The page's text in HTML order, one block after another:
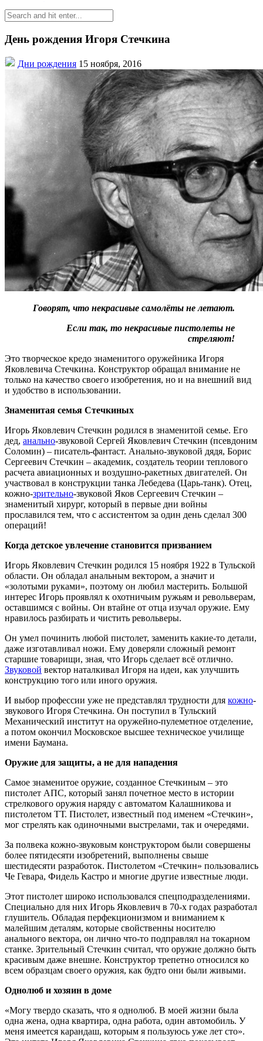
День рождения Игоря Стечкина
Дни рождения 15 ноября, 2016
Говорят, что некрасивые самолёты не летают.
Если так, то некрасивые пистолеты не
стреляют!
Это творческое кредо знаменитого оружейника Игоря
Яковлевича Стечкина. Конструктор обращал внимание не
только на качество своего изобретения, но и на внешний вид
и удобство в использовании.
Знаменитая семья Стечкиных
Игорь Яковлевич Стечкин родился в знаменитой семье. Его
дед, анально-звуковой Сергей Яковлевич Стечкин (псевдоним
Соломин) – писатель-фантаст. Анально-звуковой дядя, Борис
Сергеевич Стечкин – академик, создатель теории теплового
расчета авиационных и воздушно-ракетных двигателей. Он
участвовал в конструкции танка Лебедева (Царь-танк). Отец,
кожно-зрительно-звуковой Яков Сергеевич Стечкин –
знаменитый хирург, который в первые дни войны
прославился тем, что с ассистентом за один день сделал 300
операций!
Когда детское увлечение становится призванием
Игорь Яковлевич Стечкин родился 15 ноября 1922 в Тульской
области. Он обладал анальным вектором, а значит и
«золотыми руками», поэтому он любил мастерить. Большой
интерес Игорь проявлял к охотничьим ружьям и револьверам,
оставшимся с войны. Он втайне от отца изучал оружие. Ему
нравилось разбирать и чистить револьверы.
Он умел починить любой пистолет, заменить какие-то детали,
даже изготавливал ножи. Ему доверяли сложный ремонт
старшие товарищи, зная, что Игорь сделает всё отлично.
Звуковой вектор наталкивал Игоря на идеи, как улучшить
конструкцию того или иного оружия.
И выбор профессии уже не представлял трудности для кожно-
звукового Игоря Стечкина. Он поступил в Тульский
Механический институт на оружейно-пулеметное отделение,
а потом окончил Московское высшее техническое училище
имени Баумана.
Оружие для защиты, а не для нападения
Самое знаменитое оружие, созданное Стечкиным – это
пистолет АПС, который занял почетное место в истории
стрелкового оружия наряду с автоматом Калашникова и
пистолетом ТТ. Пистолет, известный под именем «Стечкин»,
мог стрелять как одиночными выстрелами, так и очередями.
За полвека кожно-звуковым конструктором были совершены
более пятидесяти изобретений, выполнены свыше
шестидесяти разработок. Пистолетом «Стечкин» пользовались
Че Гевара, Фидель Кастро и многие другие известные люди.
Этот пистолет широко использовался спецподразделениями.
Специально для них Игорь Яковлевич в 70-х годах разработал
глушитель. Обладая перфекционизмом и вниманием к
малейшим деталям, которые свойственны носителю
анального вектора, он лично что-то подправлял на токарном
станке. Зрительный Стечкин считал, что оружие должно быть
красивым даже внешне. Конструктор трепетно относился ко
всем образцам своего оружия, как будто они были живыми.
Однолюб и хозяин в доме
«Могу твердо сказать, что я однолюб. В моей жизни была
одна жена, одна квартира, одна работа, один автомобиль. У
меня имеется карандаш, которым я пользуюсь уже лет сто».